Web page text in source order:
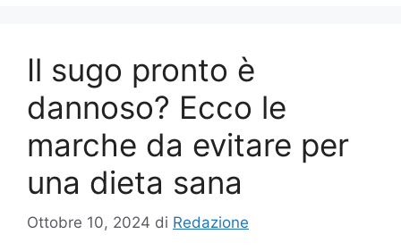
Il sugo pronto è
dannoso? Ecco le
marche da evitare per
una dieta sana
Ottobre 10, 2024 di Redazione